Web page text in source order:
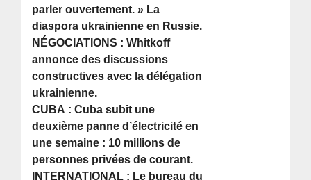
parler ouvertement. » La
diaspora ukrainienne en Russie.
NÉGOCIATIONS : Whitkoff
annonce des discussions
constructives avec la délégation
ukrainienne.
CUBA : Cuba subit une
deuxième panne d’électricité en
une semaine : 10 millions de
personnes privées de courant.
INTERNATIONAL : Le bureau du